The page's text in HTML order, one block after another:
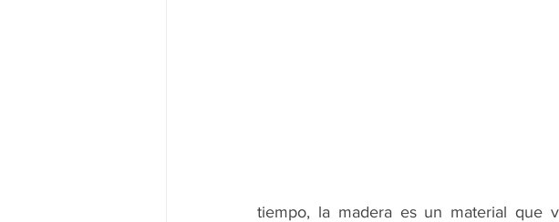
tiempo, la madera es un material que